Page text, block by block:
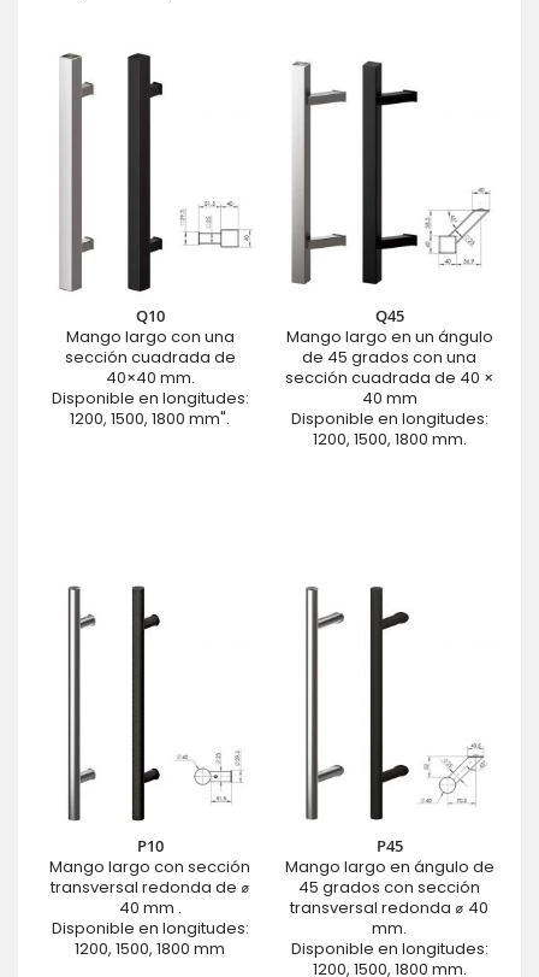
Q10
Mango largo con una
sección cuadrada de
40×40 mm.
Disponible en longitudes:
1200, 1500, 1800 mm".
Q45
Mango largo en un ángulo
de 45 grados con una
sección cuadrada de 40 ×
40 mm
Disponible en longitudes:
1200, 1500, 1800 mm.
P10
Mango largo con sección
transversal redonda de ⌀
40 mm .
Disponible en longitudes:
1200, 1500, 1800 mm
P45
Mango largo en ángulo de
45 grados con sección
transversal redonda ⌀ 40
mm.
Disponible en longitudes:
1200, 1500, 1800 mm.